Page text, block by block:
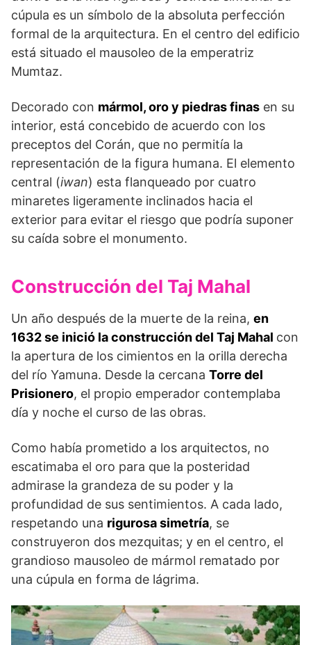
cúpula es un símbolo de la absoluta perfección
formal de la arquitectura. En el centro del edificio
está situado el mausoleo de la emperatriz
Mumtaz.
Decorado con mármol, oro y piedras finas en su
interior, está concebido de acuerdo con los
preceptos del Corán, que no permitía la
representación de la figura humana. El elemento
central (iwan) esta flanqueado por cuatro
minaretes ligeramente inclinados hacia el
exterior para evitar el riesgo que podría suponer
su caída sobre el monumento.
Construcción del Taj Mahal
Un año después de la muerte de la reina, en
1632 se inició la construcción del Taj Mahal con
la apertura de los cimientos en la orilla derecha
del río Yamuna. Desde la cercana Torre del
Prisionero, el propio emperador contemplaba
día y noche el curso de las obras.
Como había prometido a los arquitectos, no
escatimaba el oro para que la posteridad
admirase la grandeza de su poder y la
profundidad de sus sentimientos. A cada lado,
respetando una rigurosa sime­tría, se
construyeron dos mezquitas; y en el centro, el
grandioso mauso­leo de mármol rematado por
una cúpula en forma de lágrima.